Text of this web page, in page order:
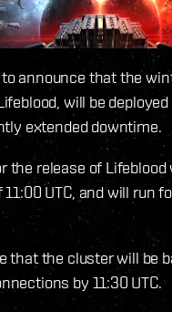
to announce that the
will be
extended downtime.
the release of Lifeblood
UTC, and will run
that the cluster will be
by 11:30 UTC.